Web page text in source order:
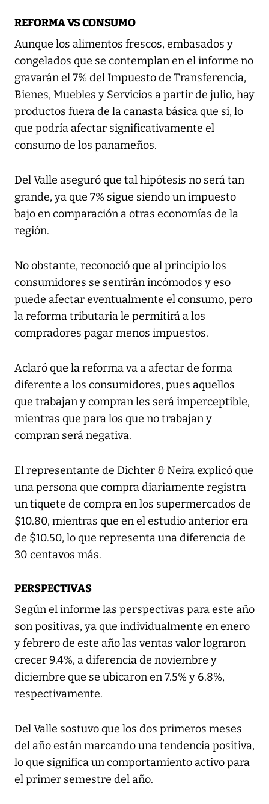
REFORMA VS CONSUMO
Aunque los alimentos frescos, embasados y
congelados que se contemplan en el informe no
gravarán el 7% del Impuesto de Transferencia,
Bienes, Muebles y Servicios a partir de julio, hay
productos fuera de la canasta básica que sí, lo
que podría afectar significativamente el
consumo de los panameños.
Del Valle aseguró que tal hipótesis no será tan
grande, ya que 7% sigue siendo un impuesto
bajo en comparación a otras economías de la
región.
No obstante, reconoció que al principio los
consumidores se sentirán incómodos y eso
puede afectar eventualmente el consumo, pero
la reforma tributaria le permitirá a los
compradores pagar menos impuestos.
Aclaró que la reforma va a afectar de forma
diferente a los consumidores, pues aquellos
que trabajan y compran les será imperceptible,
mientras que para los que no trabajan y
compran será negativa.
El representante de Dichter & Neira explicó que
una persona que compra diariamente registra
un tiquete de compra en los supermercados de
$10.80, mientras que en el estudio anterior era
de $10.50, lo que representa una diferencia de
30 centavos más.
PERSPECTIVAS
Según el informe las perspectivas para este año
son positivas, ya que individualmente en enero
y febrero de este año las ventas valor lograron
crecer 9.4%, a diferencia de noviembre y
diciembre que se ubicaron en 7.5% y 6.8%,
respectivamente.
Del Valle sostuvo que los dos primeros meses
del año están marcando una tendencia positiva,
lo que significa un comportamiento activo para
el primer semestre del año.